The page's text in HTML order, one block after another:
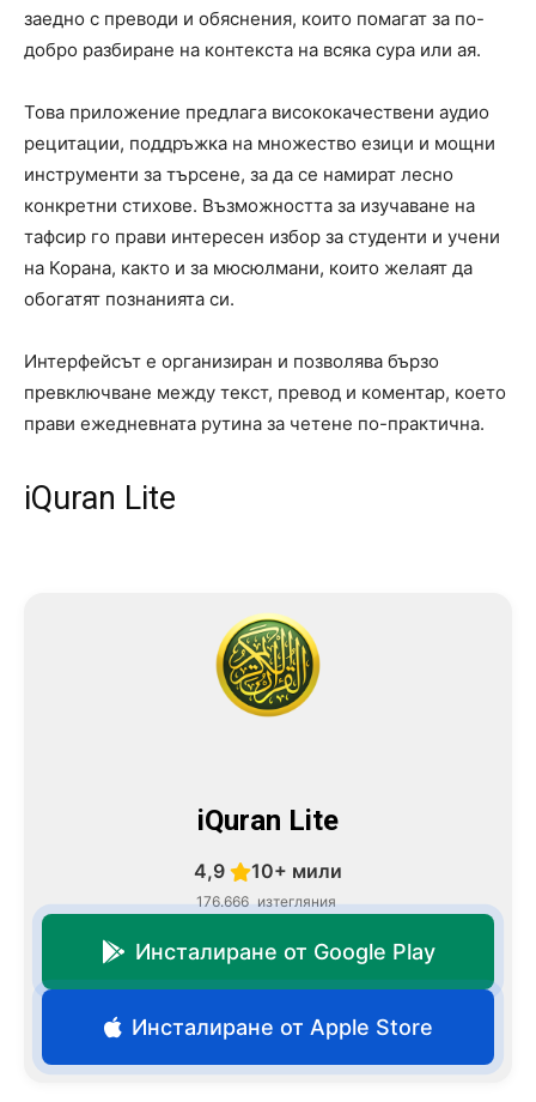
заедно с преводи и обяснения, които помагат за по-
добро разбиране на контекста на всяка сура или ая.
Това приложение предлага висококачествени аудио
рецитации, поддръжка на множество езици и мощни
инструменти за търсене, за да се намират лесно
конкретни стихове. Възможността за изучаване на
тафсир го прави интересен избор за студенти и учени
на Корана, както и за мюсюлмани, които желаят да
обогатят познанията си.
Интерфейсът е организиран и позволява бързо
превключване между текст, превод и коментар, което
прави ежедневната рутина за четене по-практична.
iQuran Lite
iQuran Lite
4,9
176.666
10+ мили
изтегляния
Инсталиране от Google Play
Инсталиране от Apple Store